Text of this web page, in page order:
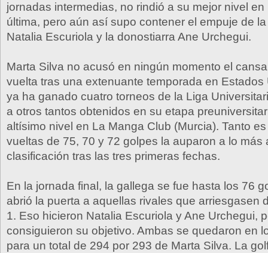
jornadas intermedias, no rindió a su mejor nivel en
última, pero aún así supo contener el empuje de
Natalia Escuriola y la donostiarra Ane Urchegui.
Marta Silva no acusó en ningún momento el
vuelta tras una extenuante temporada en
ya ha ganado cuatro torneos de la Liga
a otros tantos obtenidos en su etapa
altísimo nivel en La Manga Club (Murcia). Tanto
vueltas de 75, 70 y 72 golpes la auparon a lo más
clasificación tras las tres primeras fechas.
En la jornada final, la gallega se fue hasta los 76
abrió la puerta a aquellas rivales que arriesgasen
1. Eso hicieron Natalia Escuriola y Ane Urchegui,
consiguieron su objetivo. Ambas se quedaron en
para un total de 294 por 293 de Marta Silva. La